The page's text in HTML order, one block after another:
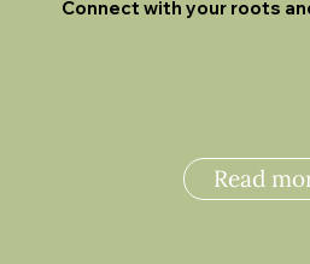
Connect with your roots
Read